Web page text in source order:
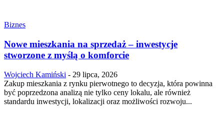
Biznes
Nowe mieszkania na sprzedaż – inwestycje
stworzone z myślą o komforcie
Wojciech Kamiński - 29 lipca, 2026
Zakup mieszkania z rynku pierwotnego to decyzja, która powinna
być poprzedzona analizą nie tylko ceny lokalu, ale również
standardu inwestycji, lokalizacji oraz możliwości rozwoju...